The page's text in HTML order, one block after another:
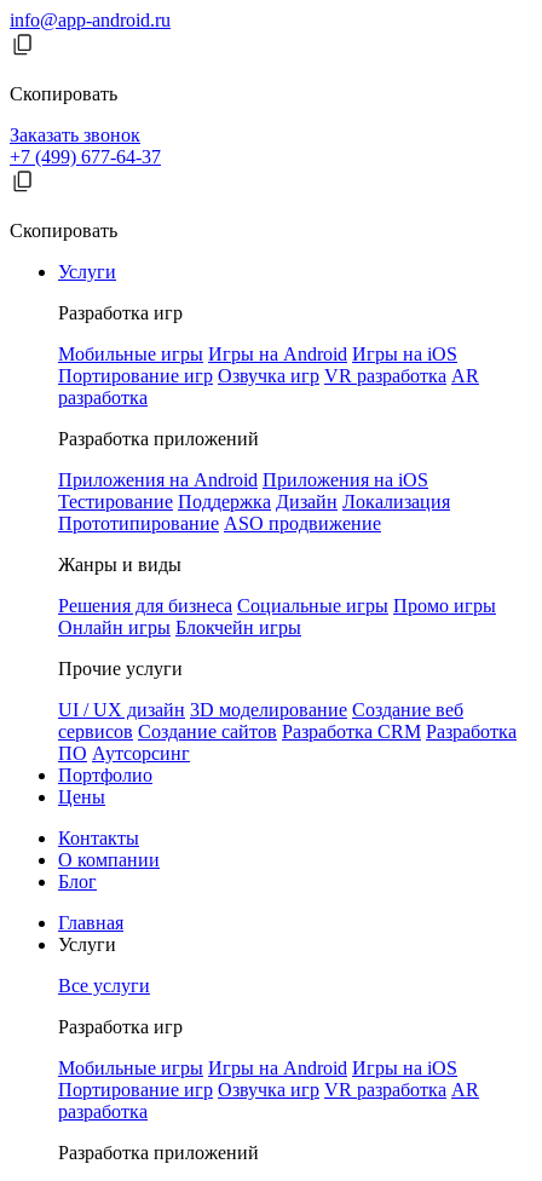
info@app-android.ru
Скопировать
Заказать звонок
+7 (499) 677-64-37
Скопировать
Услуги
Разработка игр
Мобильные игры Игры на Android Игры на iOS
Портирование игр Озвучка игр VR разработка AR
разработка
Разработка приложений
Приложения на Android Приложения на iOS
Тестирование Поддержка Дизайн Локализация
Прототипирование ASO продвижение
Жанры и виды
Решения для бизнеса Социальные игры Промо игры
Онлайн игры Блокчейн игры
Прочие услуги
UI / UX дизайн 3D моделирование Создание веб
сервисов Создание сайтов Разработка CRM Разработка
ПО Аутсорсинг
Портфолио
Цены
Контакты
О компании
Блог
Главная
Услуги
Все услуги
Разработка игр
Мобильные игры Игры на Android Игры на iOS
Портирование игр Озвучка игр VR разработка AR
разработка
Разработка приложений